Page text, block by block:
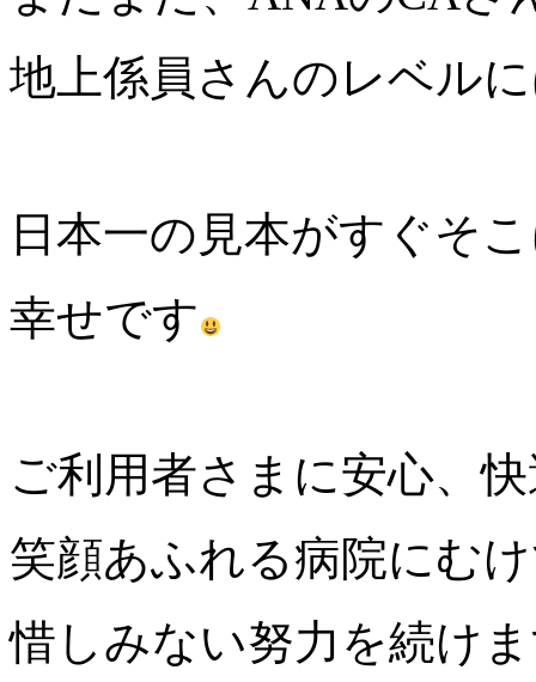
地上係員さんのレベル
日本一の見本がすぐそ
幸せです
ご利用者さまに安心、
笑顔あふれる病院にむ
惜しみない努力を続け